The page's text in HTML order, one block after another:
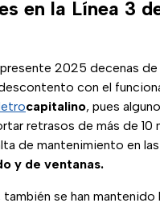
en la Línea 3
2025 decenas de
con el
capitalino, pues
retrasos de más de 10
de mantenimiento en
y de ventanas.
se han mantenido